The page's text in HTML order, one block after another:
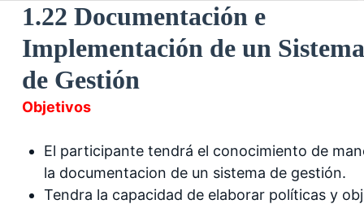
1.22 Documentación e
Implementación de un Sistema
de Gestión
Objetivos
El participante tendrá el conocimiento de
la documentacion de un sistema de gestión.
Tendra la capacidad de elaborar políticas y